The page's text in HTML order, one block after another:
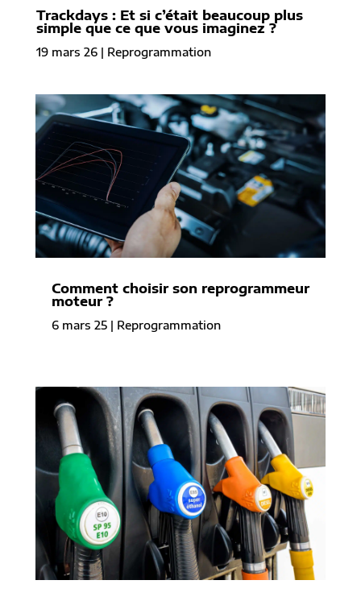
Trackdays : Et si c’était beaucoup plus
simple que ce que vous imaginez ?
19 mars 26| Reprogrammation
Comment choisir son reprogrammeur
moteur ?
6 mars 25| Reprogrammation